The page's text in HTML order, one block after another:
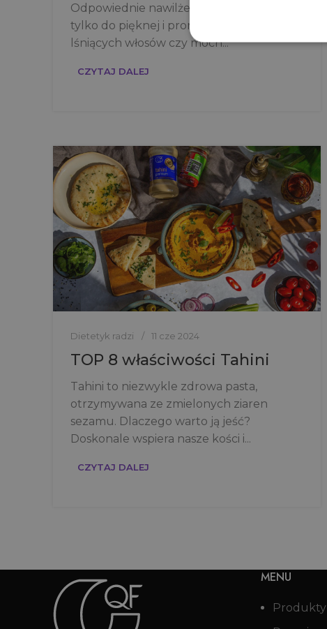
Odpowiednie nawilżenie to klucz nie
tylko do pięknej i promiennej cery,
lśniących włosów czy mocn...
CZYTAJ DALEJ
Dietetyk radzi 11 cze 2024
TOP 8 właściwości Tahini
Tahini to niezwykle zdrowa pasta,
otrzymywana ze zmielonych ziaren
sezamu. Dlaczego warto ją jeść?
Doskonale wspiera nasze kości i...
CZYTAJ DALEJ
MENU
Produkty